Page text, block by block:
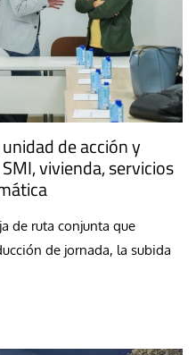
de acción y
vivienda, servicios
de ruta conjunta que
de jornada, la subida